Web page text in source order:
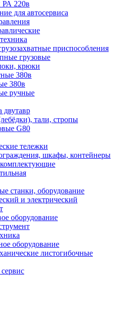
220в
для автосервиса
приспособления
грузовые
крюки
380в
380в
ручные
двутавр
тали, стропы
G80
тележки
шкафы, контейнеры
станки, оборудование
и электрический
оборудование
оборудование
листогибочные